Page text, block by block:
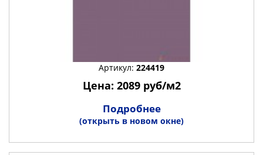
Артикул: 224419
Цена: 2089 руб/м2
Подробнее
(открыть в новом окне)